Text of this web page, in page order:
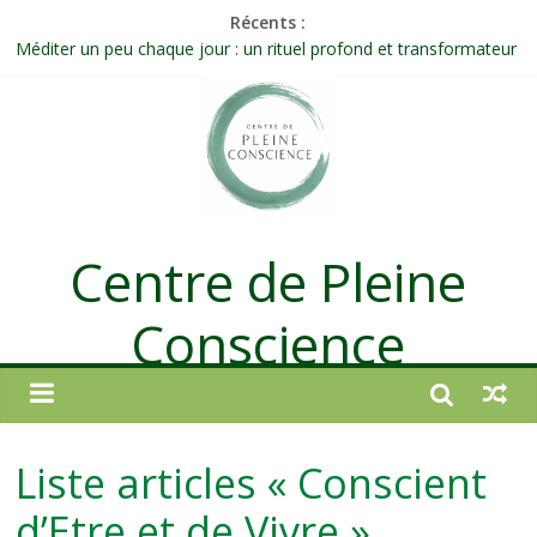
Récents :
Méditer un peu chaque jour : un rituel profond et transformateur
Célébrer la Vie jusque dans les petites actions
Quand on n’arrive plus à agir : et si ce n’était pas un manque de
Une attention consciente d’elle-même, non dirigée par le mental
Centre de Pleine
Conscience
Liste articles « Conscient